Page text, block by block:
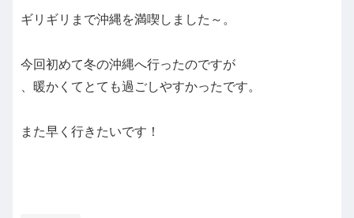
ギリギリまで沖縄を満喫しました～。
今回初めて冬の沖縄へ行ったのですが
、暖かくてとても過ごしやすかったです。
また早く行きたいです！